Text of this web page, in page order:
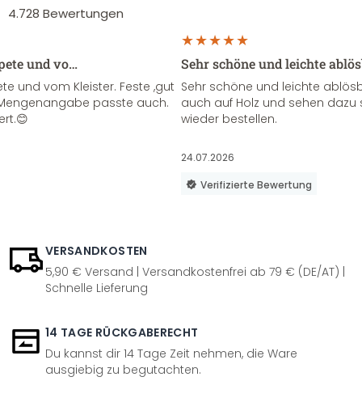
4.728 Bewertungen
und vo…
und vom Kleister. Feste ,gut
passte auch.
Sehr schöne und leichte
Sehr schöne und leichte
auch auf Holz und sehen
wieder bestellen.
24.07.2026
Verifizierte Bewertung
VERSANDKOSTEN
5,90 € Versand | Versandkostenfrei ab 79 € (DE/AT) |
Schnelle Lieferung
14 TAGE RÜCKGABERECHT
Du kannst dir 14 Tage Zeit nehmen, die Ware
ausgiebig zu begutachten.